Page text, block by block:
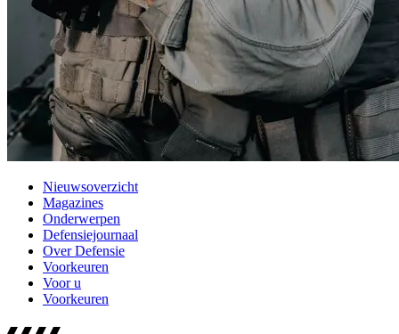
Nieuwsoverzicht
Magazines
Onderwerpen
Defensiejournaal
Over Defensie
Voorkeuren
Voor u
Voorkeuren